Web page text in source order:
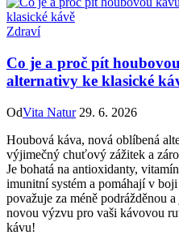
Zdraví
Co je a proč pít
alternativy ke klasické
OdVita Natur 29. 6. 2026
Houbová káva, nová oblíbená
výjimečný chuťový zážitek a
Je bohatá na antioxidanty,
imunitní systém a pomáhají v
považuje za méně podrážděnou
novou výzvu pro vaši kávovou
kávu!